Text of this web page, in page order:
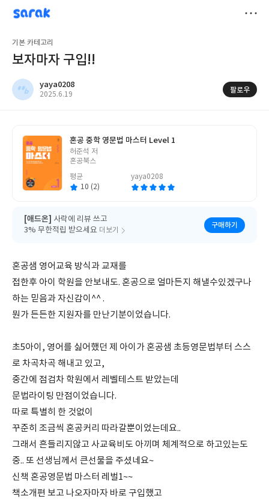
sarak
yaya0208
기본 카테고리
보자마자 구입!!
yaya0208
작
2025.6.19
팔로우
혼공 중학 영문법 마스터 Level 1
글
쓴
허준석 저
혼공북스
평균
10 (2)
yaya0208
[애드온] 사락에 리뷰 쓰고
3% 무한적립 받으세요 더보기
구매하기
혼공샘 영어교육 방식과 교재를
접한후 아이 학원을 안보내도. 혼공으로 얼마든지 해낼수있겠구나
하는 믿음과 자신감이^^ .
뭔가 든든한 지원자를 만난기분이었습니다.
초5아이, 영어를 싫어했던 제 아이가 혼공샘 초등영문법부터 스스
로 차곡차곡 해내고 있고,
중간에 점검차 학원에서 레벨테스트 받았는데
문법라이팅 만점이었습니다.
따로 특별히 한 것없이
꾸준히 조금씩 혼공커리 따라갈뿐이었는데요..
그래서 흔들리지않고 사교육비도 아끼며 체계적으로 하고있는도
중.. 또 선생님께서 큰선물을 주셨네요~
신책 혼공영문법 마스터 레벌1~~
책소개편 보고 나오자마자 바로 구입했고